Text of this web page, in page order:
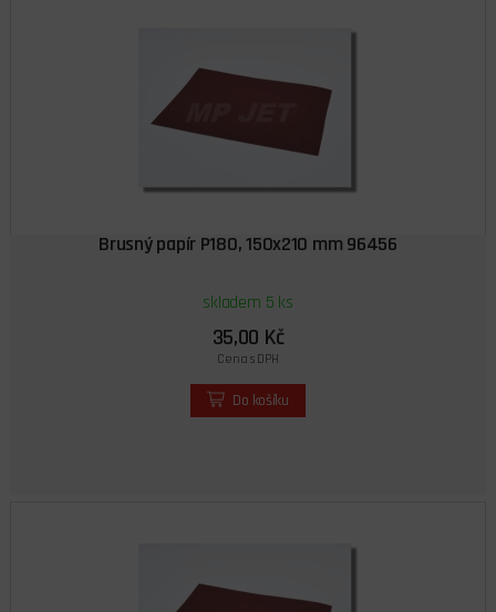
Brusný papír P180, 150x210 mm 96456
skladem 5 ks
35,00 Kč
Cena s DPH
Do košíku